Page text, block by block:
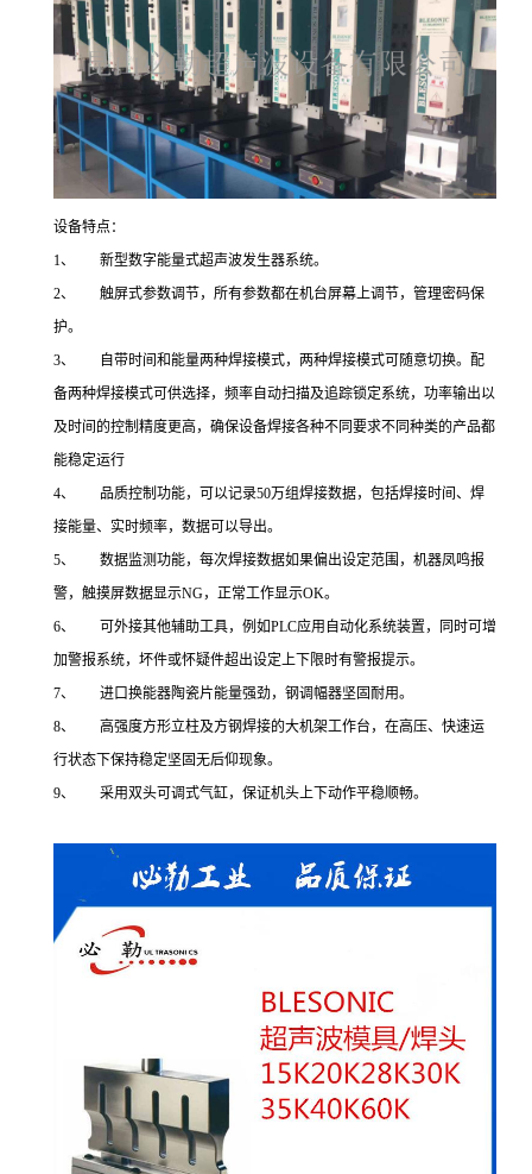
设备特点：
1、 新型数字能量式超声波发生器系统。
2、 触屏式参数调节，所有参数都在机台屏幕上调节，管理密码保
护。
3、 自带时间和能量两种焊接模式，两种焊接模式可随意切换。配
备两种焊接模式可供选择，频率自动扫描及追踪锁定系统，功率输出以
及时间的控制精度更高，确保设备焊接各种不同要求不同种类的产品都
能稳定运行
4、 品质控制功能，可以记录50万组焊接数据，包括焊接时间、焊
接能量、实时频率，数据可以导出。
5、 数据监测功能，每次焊接数据如果偏出设定范围，机器凤鸣报
警，触摸屏数据显示NG，正常工作显示OK。
6、 可外接其他辅助工具，例如PLC应用自动化系统装置，同时可增
加警报系统，坏件或怀疑件超出设定上下限时有警报提示。
7、 进口换能器陶瓷片能量强劲，钢调幅器坚固耐用。
8、 高强度方形立柱及方钢焊接的大机架工作台，在高压、快速运
行状态下保持稳定坚固无后仰现象。
9、 采用双头可调式气缸，保证机头上下动作平稳顺畅。